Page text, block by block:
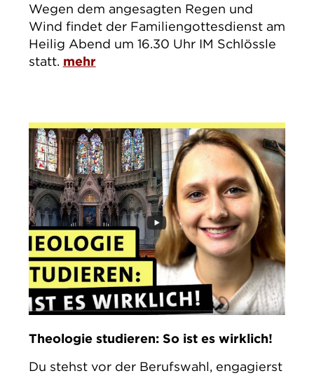
Wegen dem angesagten Regen und
Wind findet der Familiengottesdienst am
Heilig Abend um 16.30 Uhr IM Schlössle
statt. mehr
Theologie studieren: So ist es wirklich!
Du stehst vor der Berufswahl, engagierst